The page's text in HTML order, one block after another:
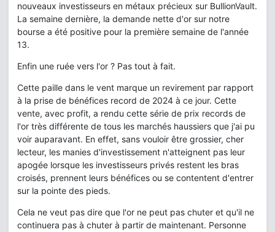
nouveaux investisseurs en métaux précieux sur BullionVault.
La semaine dernière, la demande nette d'or sur notre
bourse a été positive pour la première semaine de l'année
13.
Enfin une ruée vers l'or ? Pas tout à fait.
Cette paille dans le vent marque un revirement par rapport
à la prise de bénéfices record de 2024 à ce jour. Cette
vente, avec profit, a rendu cette série de prix records de
l'or très différente de tous les marchés haussiers que j'ai pu
voir auparavant. En effet, sans vouloir être grossier, cher
lecteur, les manies d'investissement n'atteignent pas leur
apogée lorsque les investisseurs privés restent les bras
croisés, prennent leurs bénéfices ou se contentent d'entrer
sur la pointe des pieds.
Cela ne veut pas dire que l'or ne peut pas chuter et qu'il ne
continuera pas à chuter à partir de maintenant. Personne